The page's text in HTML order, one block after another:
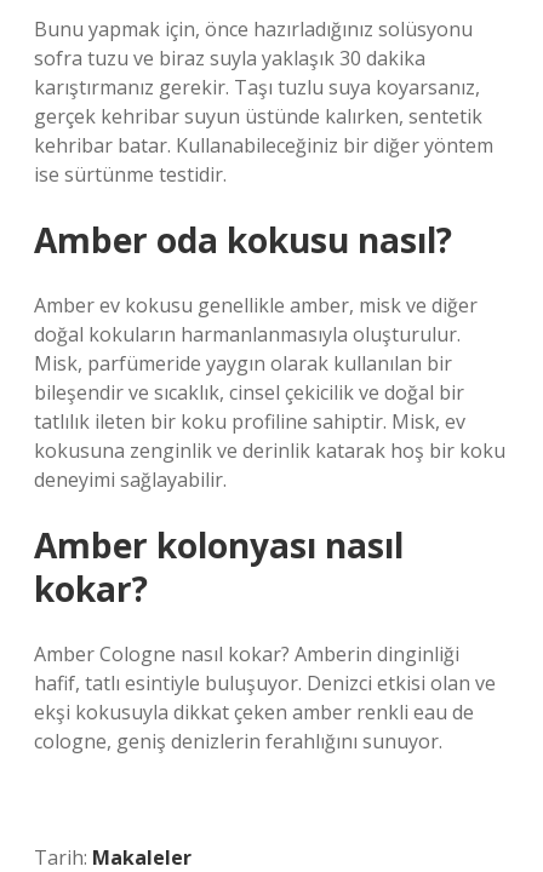
Bunu yapmak için, önce hazırladığınız solüsyonu
sofra tuzu ve biraz suyla yaklaşık 30 dakika
karıştırmanız gerekir. Taşı tuzlu suya koyarsanız,
gerçek kehribar suyun üstünde kalırken, sentetik
kehribar batar. Kullanabileceğiniz bir diğer yöntem
ise sürtünme testidir.
Amber oda kokusu nasıl?
Amber ev kokusu genellikle amber, misk ve diğer
doğal kokuların harmanlanmasıyla oluşturulur.
Misk, parfümeride yaygın olarak kullanılan bir
bileşendir ve sıcaklık, cinsel çekicilik ve doğal bir
tatlılık ileten bir koku profiline sahiptir. Misk, ev
kokusuna zenginlik ve derinlik katarak hoş bir koku
deneyimi sağlayabilir.
Amber kolonyası nasıl
kokar?
Amber Cologne nasıl kokar? Amberin dinginliği
hafif, tatlı esintiyle buluşuyor. Denizci etkisi olan ve
ekşi kokusuyla dikkat çeken amber renkli eau de
cologne, geniş denizlerin ferahlığını sunuyor.
Tarih: Makaleler